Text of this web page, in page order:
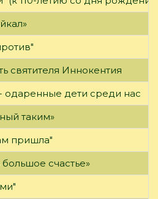
святителя Иннокентия
одаренные дети среди нас
таким»
пришла"
счастье»